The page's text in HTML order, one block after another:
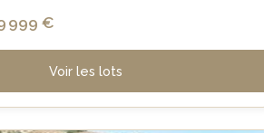
999 €
Voir les lots